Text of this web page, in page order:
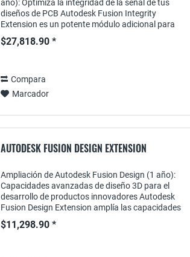
año): Optimiza la integridad de la señal de tus
diseños de PCB Autodesk Fusion Integrity
Extension es un potente módulo adicional para
Autodesk Fusion 360 , con tecnología Ansys.
Esta...
$27,818.90 *
Compara
Marcador
AUTODESK FUSION DESIGN EXTENSION
Ampliación de Autodesk Fusion Design (1 año):
Capacidades avanzadas de diseño 3D para el
desarrollo de productos innovadores Autodesk
Fusion Design Extension amplía las capacidades
de Fusion 360 proporcionando herramientas
avanzadas para...
$11,298.90 *